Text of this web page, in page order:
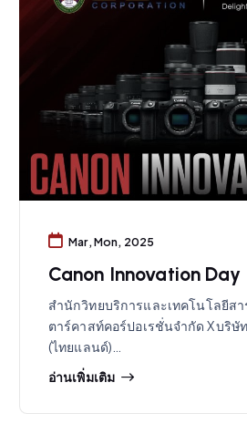
Mar, Mon, 2025
Canon Innovation Day
สำนักวิทยบริการและเทคโนโลยีสา
ตาร์คาสท์คอร์ปอเรชั่นจำกัด X บริ
(ไทยแลนด์)…
อ่านเพิ่มเติม